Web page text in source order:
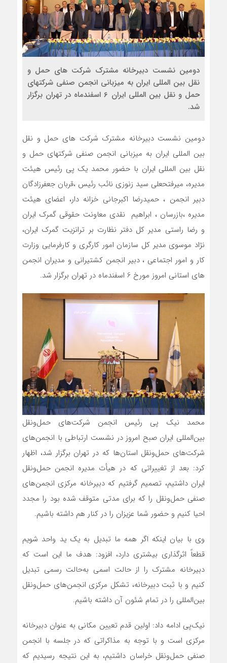
دومین نشست دبیرخانه مشترک شرکت های حمل و
نقل بین المللی ایران به میزبانی انجمن صنفی شرکتهای
حمل و نقل بین المللی ایران 6 اسفندماه در تهران برگزار
شد.
دومین نشست دبیرخانه مشترک شرکت های حمل و نقل
بین المللی ایران به میزبانی انجمن صنفی شرکتهای حمل و
نقل بین المللی ایران با حضور محمد یک پی رئیس هیئت
مدیره، میرفتحعلی سید زنوزی نائب رئیس ،قربان جعفرزادگان
دبیر انجمن ، حمیدرضا اکبرجانی خزانه دار، اعضای هیئت
مدیره ،بازرسان ، ابراهیم نقدی معاونت حقوقی گمرک ایران
و رضا راستی مدیر کل دفتر نظارت بر ترانزیت گمرک ایران،
نژاد موسوی مدیر کل سازمان امور کارگری و کارفرمایی وزارت
کار و امور اجتماعی ، دبیر انجمن کشتیرانی و مدیران انجمن
های استانی امروز مورخ 6 اسفندماه در تهران برگزار شد.
محمد نیک پی رئیس انجمن شرکت‌های حمل‌ونقل
بین‌المللی ایران صبح امروز در نشست ارتباطی با انجمن‌های
شرکت‌های حمل‌ونقل استان‌ها که در تهران برگزار شد، اظهار
کرد: بعد از تغییراتی که در هیأت مدیره انجمن حمل‌ونقل
ایران داشتیم، تصمیم گرفتیم که دبیرخانه مرکزی انجمن‌های
صنفی حمل‌ونقل را که برای مدتی متوقف شده بود را مجدد
احیا کنیم و حضور شما عزیزان را در کنار هم داشته باشیم.
وی با بیان اینکه اگر همه ما تبدیل به یک ید واحد شویم
قطعاً اثرگذاری بیشتری دارد، افزود: هدف ما این است که
دبیرخانه مشترک را از حالت اسمی به‌حالت رسمی تبدیل
کنیم و با ثبت دبیرخانه، تشکل مرکزی انجمن‌های حمل‌ونقل
بین‌المللی را در تمام شئون آن داشته باشیم.
نیک‌پی ادامه داد: اولین قدم تعیین مکانی به عنوان دبیرخانه
مرکزی است و با توجه به مذاکراتی که در جلسه با انجمن
صنفی حمل‌ونقل خراسان داشتیم، به این نتیجه رسیدیم که